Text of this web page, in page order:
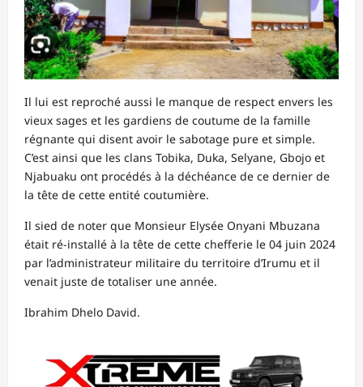
Il lui est reproché aussi le manque de respect envers les
vieux sages et les gardiens de coutume de la famille
régnante qui disent avoir le sabotage pure et simple.
C’est ainsi que les clans Tobika, Duka, Selyane, Gbojo et
Njabuaku ont procédés à la déchéance de ce dernier de
la tête de cette entité coutumière.
Il sied de noter que Monsieur Elysée Onyani Mbuzana
était ré-installé à la tête de cette chefferie le 04 juin 2024
par l’administrateur militaire du territoire d’Irumu et il
venait juste de totaliser une année.
Ibrahim Dhelo David.